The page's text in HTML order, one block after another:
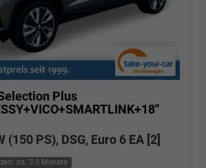
Plus
(150 PS), DSG, Euro 6 EA [2]
ca. 2-3 Monate